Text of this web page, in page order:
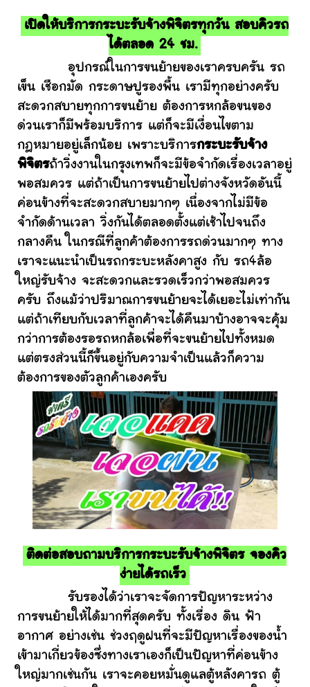
เปิดให้บริการกระบะรับจ้างพิจิตรทุกวัน สอบคิวรถ
ได้ตลอด 24 ชม.
อุปกรณ์ในการขนย้ายของเราครบครัน รถ
เข็น เชือกมัด กระดาษปูรองพื้น เรามีทุกอย่างครับ
สะดวกสบายทุกการขนย้าย ต้องการหกล้อขนของ
ด่วนเราก็มีพร้อมบริการ แต่ก็จะมีเงื่อนไขตาม
กฎหมายอยู่เล็กน้อย เพราะบริการกระบะรับจ้าง
พิจิตรถ้าวิ่งงานในกรุงเทพก็จะมีข้อจำกัดเรื่องเวลาอยู่
พอสมควร แต่ถ้าเป็นการขนย้ายไปต่างจังหวัดอันนี้
ค่อนข้างที่จะสะดวกสบายมากๆ เนื่องจากไม่มีข้อ
จำกัดด้านเวลา วิ่งกันได้ตลอดตั้งแต่เช้าไปจนถึง
กลางคืน ในกรณีที่ลูกค้าต้องการรถด่วนมากๆ ทาง
เราจะแนะนำเป็นรถกระบะหลังคาสูง กับ รถ4ล้อ
ใหญ่รับจ้าง จะสะดวกและรวดเร็วกว่าพอสมควร
ครับ ถึงแม้ว่าปริมาณการขนย้ายจะได้เยอะไม่เท่ากัน
แต่ถ้าเทียบกับเวลาที่ลูกค้าจะได้คืนมาบ้างอาจจะคุ้ม
กว่าการต้องรอรถหกล้อเพื่อที่จะขนย้ายไปทั้งหมด
แต่ตรงส่วนนี้ก็ขึ้นอยู่กับความจำเป็นแล้วก็ความ
ต้องการของตัวลูกค้าเองครับ
ติดต่อสอบถามบริการกระบะรับจ้างพิจิตร จองคิว
ง่ายได้รถเร็ว
รับรองได้ว่าเราจะจัดการปัญหาระหว่าง
การขนย้ายให้ได้มากที่สุดครับ ทั้งเรื่อง ดิน ฟ้า
อากาศ อย่างเช่น ช่วงฤดูฝนที่จะมีปัญหาเรื่องของน้ำ
เข้ามาเกี่ยวข้องซึ่งทางเราเองก็เป็นปัญหาที่ค่อนข้าง
ใหญ่มากเช่นกัน เราจะคอยหมั่นดูแลตู้หลังคารถ ตู้